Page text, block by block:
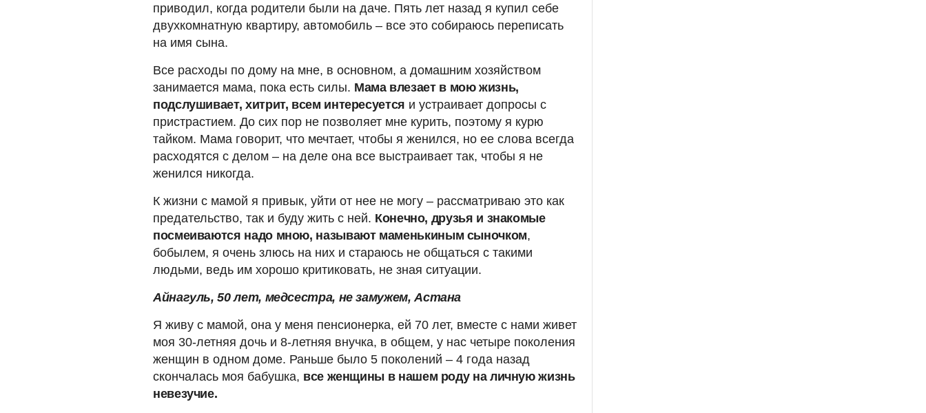
приводил, когда родители были на даче. Пять лет назад я купил себе
двухкомнатную квартиру, автомобиль – все это собираюсь переписать
на имя сына.
Все расходы по дому на мне, в основном, а домашним хозяйством
занимается мама, пока есть силы. Мама влезает в мою жизнь,
подслушивает, хитрит, всем интересуется и устраивает допросы с
пристрастием. До сих пор не позволяет мне курить, поэтому я курю
тайком. Мама говорит, что мечтает, чтобы я женился, но ее слова всегда
расходятся с делом – на деле она все выстраивает так, чтобы я не
женился никогда.
К жизни с мамой я привык, уйти от нее не могу – рассматриваю это как
предательство, так и буду жить с ней. Конечно, друзья и знакомые
посмеиваются надо мною, называют маменькиным сыночком,
бобылем, я очень злюсь на них и стараюсь не общаться с такими
людьми, ведь им хорошо критиковать, не зная ситуации.
Айнагуль, 50 лет, медсестра, не замужем, Астана
Я живу с мамой, она у меня пенсионерка, ей 70 лет, вместе с нами живет
моя 30-летняя дочь и 8-летняя внучка, в общем, у нас четыре поколения
женщин в одном доме. Раньше было 5 поколений – 4 года назад
скончалась моя бабушка, все женщины в нашем роду на личную жизнь
невезучие.